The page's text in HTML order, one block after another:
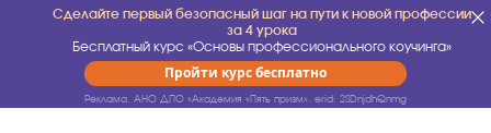
Сделайте первый безопасный шаг на пути к новой профессии
за 4 урока
Бесплатный курс «Основы профессионального коучинга»
Пройти курс бесплатно
Реклама. АНО ДПО «Академия «Пять призм». erid: 2SDnjdhQnmg